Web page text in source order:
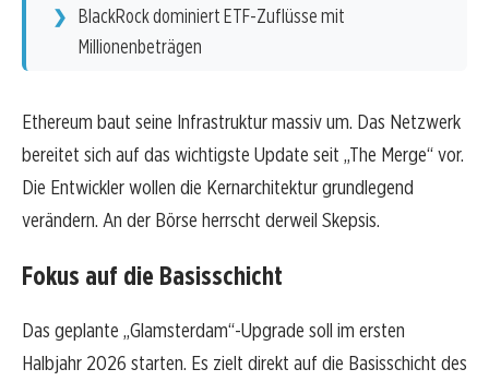
BlackRock dominiert ETF-Zuflüsse mit
Millionenbeträgen
Ethereum baut seine Infrastruktur massiv um. Das Netzwerk
bereitet sich auf das wichtigste Update seit „The Merge“ vor.
Die Entwickler wollen die Kernarchitektur grundlegend
verändern. An der Börse herrscht derweil Skepsis.
Fokus auf die Basisschicht
Das geplante „Glamsterdam“-Upgrade soll im ersten
Halbjahr 2026 starten. Es zielt direkt auf die Basisschicht des